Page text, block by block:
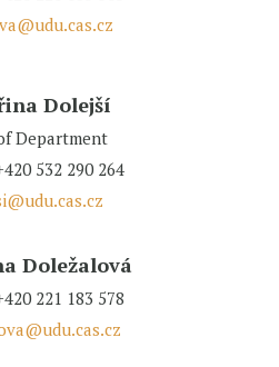
Dolejší
Department
532 290 264
Doležalová
221 183 578